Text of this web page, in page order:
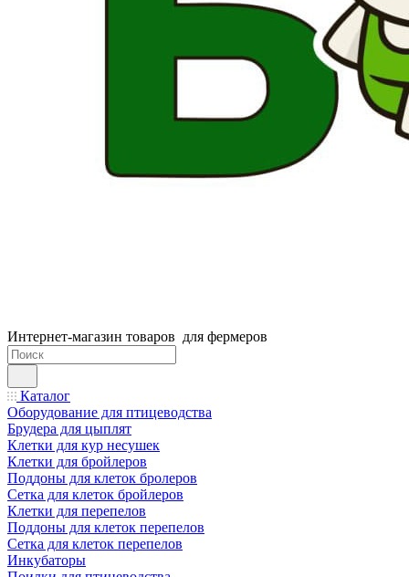
Интернет-магазин товаров для фермеров
Каталог
Оборудование для птицеводства
Брудера для цыплят
Клетки для кур несушек
Клетки для бройлеров
Поддоны для клеток бролеров
Сетка для клеток бройлеров
Клетки для перепелов
Поддоны для клеток перепелов
Сетка для клеток перепелов
Инкубаторы